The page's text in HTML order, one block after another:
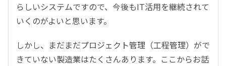
らしいシステムですので、今後もIT活用を継続されて
いくのがよいと思います。
しかし、まだまだプロジェクト管理（工程管理）がで
きていない製造業はたくさんあります。ここからお話